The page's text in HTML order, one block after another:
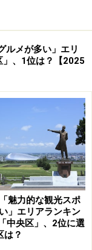
位置するこの区
ずほPayPayドー
エンターテイメ
一方で、大濠公
ため、多様な魅
ームがある為」
で食べ歩きがで
県）、「福岡を
い天神地区があ
メントが寄せら
ルメが多い」エリ
」、1位は？【2025
魅力的な観光スポ
」エリアランキン
中央区」、2位に選
は？